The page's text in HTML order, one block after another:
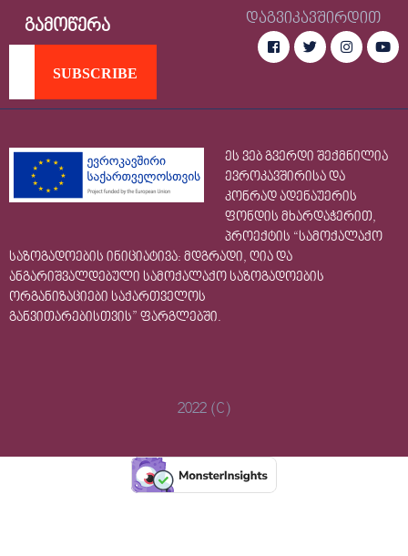
გამოწერა
დაგვიკავშირდით
ეს ვებ გვერდი შექმნილია
ევროკავშირისა და
კონრად ადენაუერის
ფონდის მხარდაჭერით,
პროექტის “სამოქალაქო
საზოგადოების ინიციატივა: მდგრადი, ღია და
ანგარიშვალდებული სამოქალაქო საზოგადოების
ორგანიზაციები საქართველოს
განვითარებისთვის” ფარგლებში.
2022 (C)